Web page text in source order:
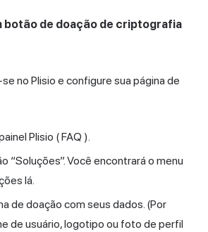
botão de doação de criptografia
no Plisio e configure sua página de
Plisio (FAQ ).
“Soluções”. Você encontrará o menu
lá.
de doação com seus dados. (Por
de usuário, logotipo ou foto de perfil